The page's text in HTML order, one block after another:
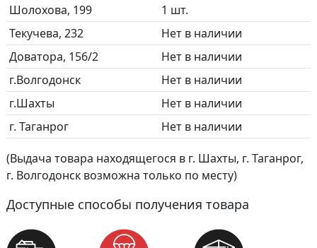
Шолохова, 199
1 шт.
Текучева, 232
Нет в наличии
Доватора, 156/2
Нет в наличии
г.Волгодонск
Нет в наличии
г.Шахты
Нет в наличии
г. Таганрог
Нет в наличии
(Выдача товара находящегося в г. Шахты, г. Таганрог,
г. Волгодонск возможна только по месту)
Доступные способы получения товара